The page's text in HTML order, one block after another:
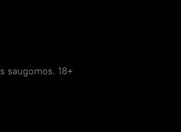
saugomos. 18+